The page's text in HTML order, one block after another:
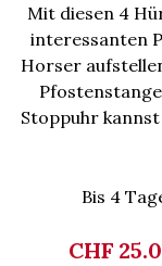
Mit diesen 4
interessanten
Horser
Stoppuhr
Bis 4
CHF